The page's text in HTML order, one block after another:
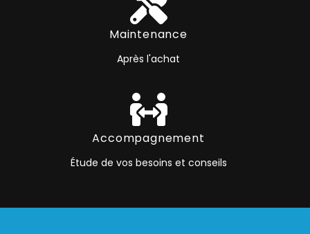
Maintenance
Après l'achat
Accompagnement
Étude de vos besoins et conseils